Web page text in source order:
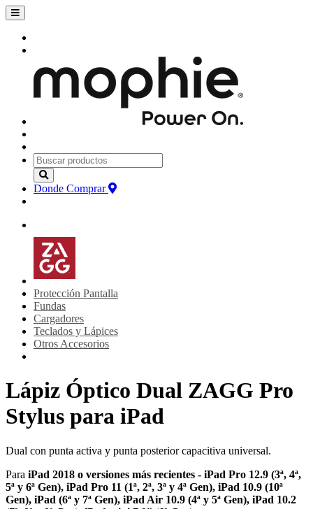
Donde Comprar
Protección Pantalla
Fundas
Cargadores
Teclados y Lápices
Otros Accesorios
Lápiz Óptico Dual ZAGG Pro
Stylus para iPad
Dual con punta activa y punta posterior capacitiva universal.
Para iPad 2018 o versiones más recientes - iPad Pro 12.9 (3ª, 4ª,
5ª y 6ª Gen), iPad Pro 11 (1ª, 2ª, 3ª y 4ª Gen), iPad 10.9 (10ª
Gen), iPad (6ª y 7ª Gen), iPad Air 10.9 (4ª y 5ª Gen), iPad 10.2